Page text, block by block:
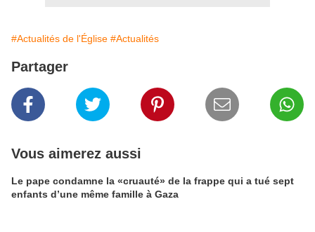
#Actualités de l'Église #Actualités
Partager
Vous aimerez aussi
Le pape condamne la «cruauté» de la frappe qui a tué sept
enfants d’une même famille à Gaza